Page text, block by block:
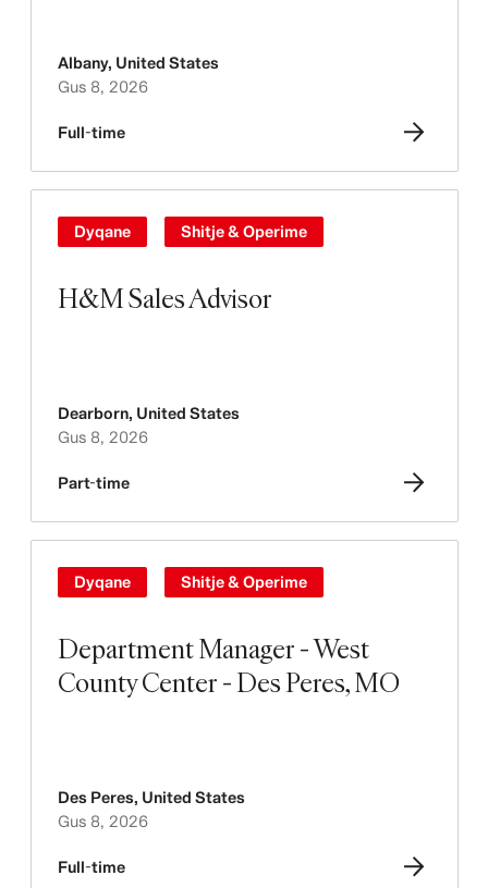
Albany, United States
Gus 8, 2026
Full-time
H&M Sales Advisor
Dyqane Shitje & Operime
Dearborn, United States
Gus 8, 2026
Part-time
Department Manager - West
County Center - Des Peres, MO
Dyqane Shitje & Operime
Des Peres, United States
Gus 8, 2026
Full-time